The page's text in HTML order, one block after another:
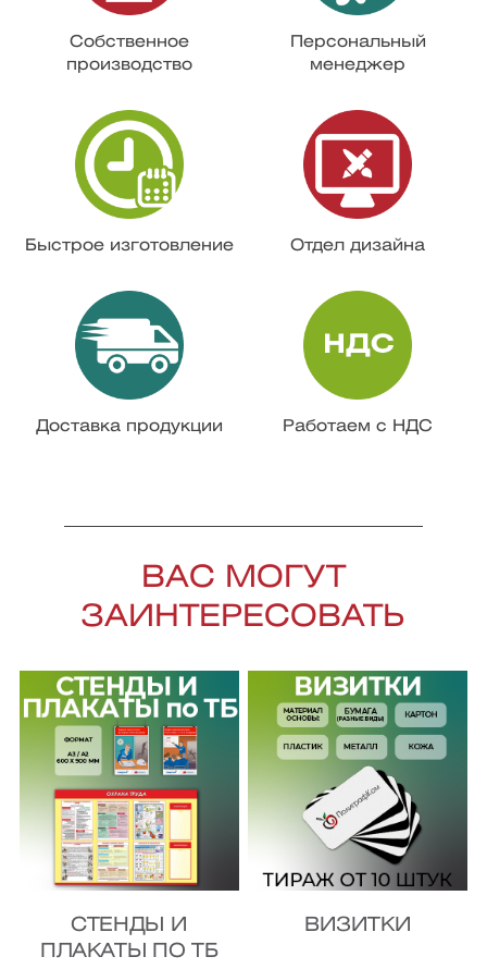
Собственное
производство
Персональный
менеджер
Быстрое изготовление Отдел дизайна
Доставка продукции Работаем с НДС
ВАС МОГУТ
ЗАИНТЕРЕСОВАТЬ
СТЕНДЫ И
ПЛАКАТЫ ПО ТБ
ВИЗИТКИ